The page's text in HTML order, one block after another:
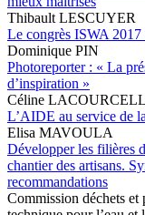
Thibault LESCUYER
Le congrès ISWA
Dominique PIN
Photoreporter : « La
d’inspiration »
Céline
L’AIDE au service de
Elisa MAVOULA
Développer les filières
chantier des artisans.
recommandations
Commission déchets et